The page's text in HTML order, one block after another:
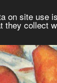
on site use
they collect